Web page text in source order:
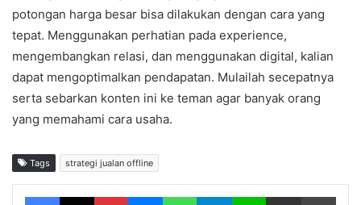
potongan harga besar bisa dilakukan dengan cara yang
tepat. Menggunakan perhatian pada experience,
mengembangkan relasi, dan menggunakan digital, kalian
dapat mengoptimalkan pendapatan. Mulailah secepatnya
serta sebarkan konten ini ke teman agar banyak orang
yang memahami cara usaha.
Tags strategi jualan offline
Facebook X Pinterest Messenger WhatsApp Telegram Line Share via Email